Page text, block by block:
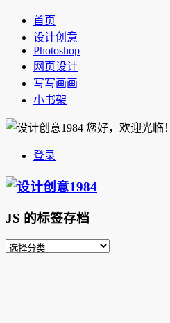
首页
设计创意
Photoshop
网页设计
写写画画
小书架
您好，欢迎光临！
登录
JS 的标签存档